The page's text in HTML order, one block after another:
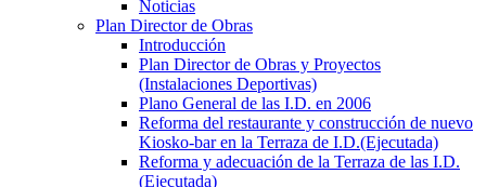
Noticias
Plan Director de Obras
Introducción
Plan Director de Obras y Proyectos
(Instalaciones Deportivas)
Plano General de las I.D. en 2006
Reforma del restaurante y construcción de nuevo
Kiosko-bar en la Terraza de I.D.(Ejecutada)
Reforma y adecuación de la Terraza de las I.D.
(Ejecutada)